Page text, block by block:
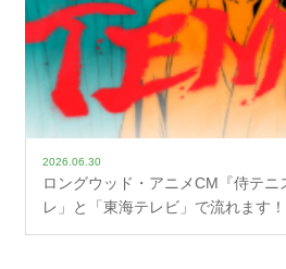
2026.06.30
ロングウッド・アニメCM『侍テ
レ」と「東海テレビ」で流れます！